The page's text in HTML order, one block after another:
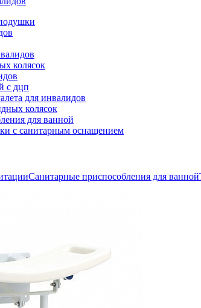
колясок
с дцп
для инвалидов
колясок
для ванной
с санитарным оснащением
Санитарные приспособления для ванной